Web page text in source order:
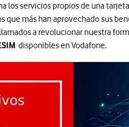
los servicios propios de una
que más han aprovechado sus
a revolucionar nuestra
disponibles en Vodafone.